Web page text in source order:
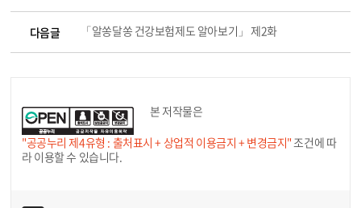
다음글 「알쏭달쏭 건강보험제도 알아보기」 제2화
본 저작물은
"공공누리 제4유형 : 출처표시 + 상업적 이용금지 + 변경금지"조건에 따
라 이용할 수 있습니다.